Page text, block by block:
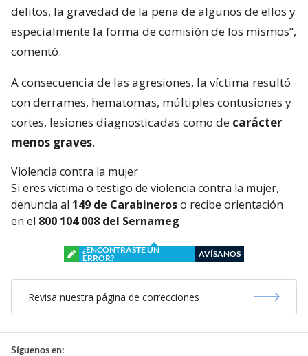
delitos, la gravedad de la pena de algunos de ellos y
especialmente la forma de comisión de los mismos”,
comentó.
A consecuencia de las agresiones, la víctima resultó
con derrames, hematomas, múltiples contusiones y
cortes, lesiones diagnosticadas como de carácter
menos graves.
Violencia contra la mujer
Si eres víctima o testigo de violencia contra la mujer,
denuncia al 149 de Carabineroso recibe orientación
en el 800 104 008 del Sernameg
¿ENCONTRASTE UN
ERROR?
AVÍSANOS
Revisa nuestra página de correcciones
Síguenos en: